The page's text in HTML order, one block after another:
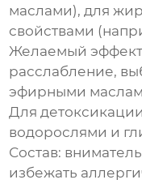
маслами), для
свойствами
Желаемый
расслабление,
эфирными
Для
водорослями и
Состав:
избежать